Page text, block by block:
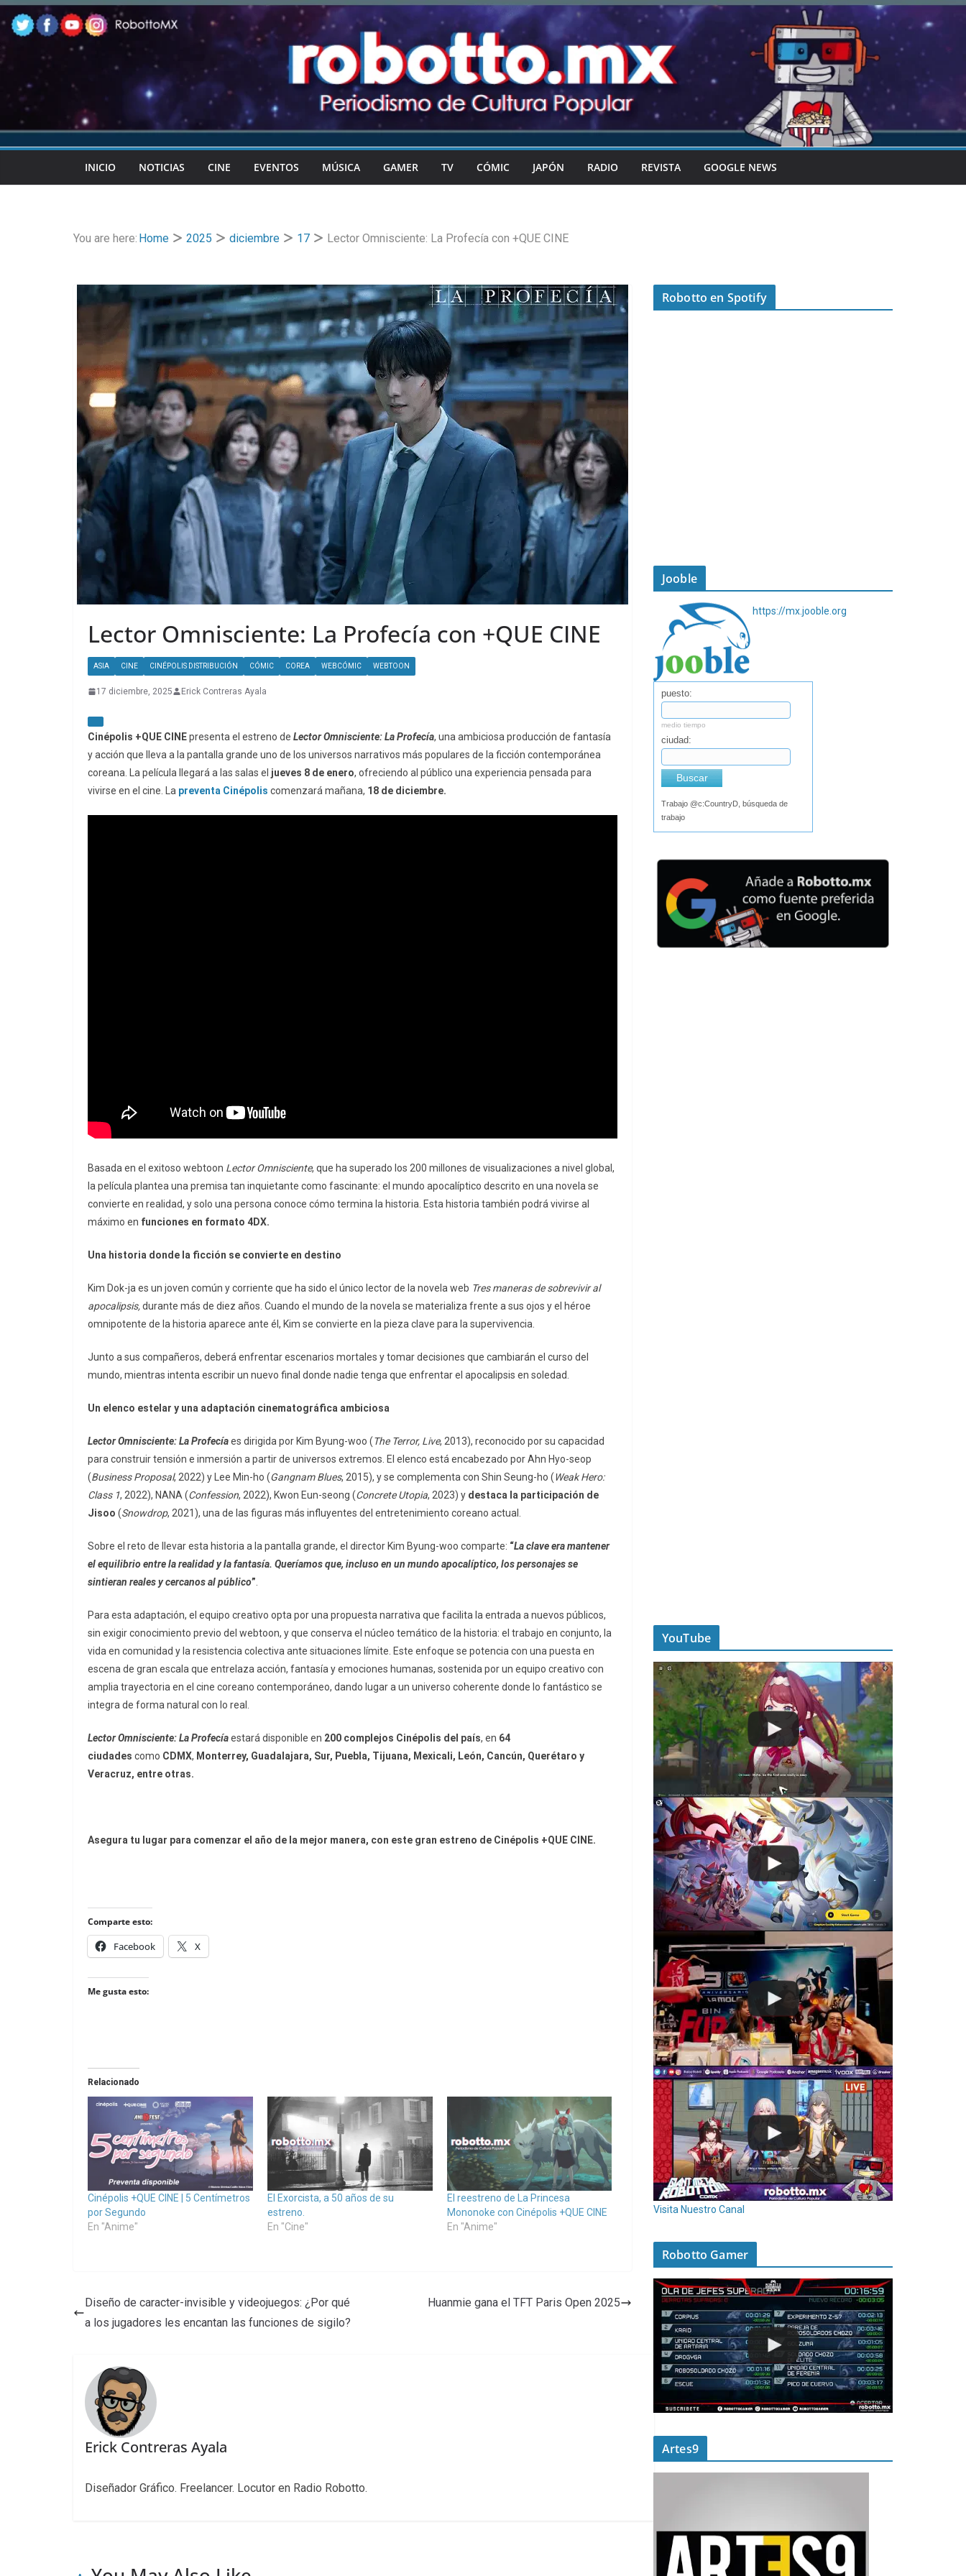
Skip
to
content
INICIO NOTICIAS CINE EVENTOS MÚSICA GAMER TV CÓMIC JAPÓN RADIO REVISTA GOOGLE NEWS
You are here: Home 2025 diciembre 17 Lector Omnisciente: La Profecía con +QUE CINE
Lector Omnisciente: La Profecía con +QUE CINE
ASIA CINE CINÉPOLIS DISTRIBUCIÓN CÓMIC COREA WEBCÓMIC WEBTOON
17 diciembre, 2025 Erick Contreras Ayala
Cinépolis +QUE CINEpresenta el estreno de Lector Omnisciente: La Profecía, una ambiciosa producción de fantasía
y acción que lleva a la pantalla grande uno de los universos narrativos más populares de la ficción contemporánea
coreana. La película llegará a las salas el jueves 8 de enero, ofreciendo al público una experiencia pensada para
vivirse en el cine. La preventa Cinépolis comenzará mañana, 18 de diciembre.
Basada en el exitoso webtoon Lector Omnisciente, que ha superado los 200 millones de visualizaciones a nivel global,
la película plantea una premisa tan inquietante como fascinante: el mundo apocalíptico descrito en una novela se
convierte en realidad, y solo una persona conoce cómo termina la historia. Esta historia también podrá vivirse al
máximo en funciones en formato 4DX.
Una historia donde la ficción se convierte en destino
Kim Dok-ja es un joven común y corriente que ha sido el único lector de la novela web Tres maneras de sobrevivir al
apocalipsis,durante más de diez años. Cuando el mundo de la novela se materializa frente a sus ojos y el héroe
omnipotente de la historia aparece ante él, Kim se convierte en la pieza clave para la supervivencia.
Junto a sus compañeros, deberá enfrentar escenarios mortales y tomar decisiones que cambiarán el curso del
mundo, mientras intenta escribir un nuevo final donde nadie tenga que enfrentar el apocalipsis en soledad.
Un elenco estelar y una adaptación cinematográfica ambiciosa
Lector Omnisciente: La Profecíaes dirigida por Kim Byung-woo (The Terror, Live, 2013), reconocido por su capacidad
para construir tensión e inmersión a partir de universos extremos. El elenco está encabezado por Ahn Hyo-seop
(Business Proposal, 2022) y Lee Min-ho (Gangnam Blues, 2015), y se complementa con Shin Seung-ho (Weak Hero:
Class 1, 2022), NANA (Confession, 2022), Kwon Eun-seong (Concrete Utopia, 2023) y destaca la participación de
Jisoo (Snowdrop, 2021), una de las figuras más influyentes del entretenimiento coreano actual.
Sobre el reto de llevar esta historia a la pantalla grande, el director Kim Byung-woo comparte: “La clave era mantener
el equilibrio entre la realidad y la fantasía. Queríamos que, incluso en un mundo apocalíptico, los personajes se
sintieran reales y cercanos al público”
Para esta adaptación, el equipo creativo opta por una propuesta narrativa que facilita la entrada a nuevos públicos,
sin exigir conocimiento previo del webtoon, y que conserva el núcleo temático de la historia: el trabajo en conjunto, la
vida en comunidad y la resistencia colectiva ante situaciones límite. Este enfoque se potencia con una puesta en
escena de gran escala que entrelaza acción, fantasía y emociones humanas, sostenida por un equipo creativo con
amplia trayectoria en el cine coreano contemporáneo, dando lugar a un universo coherente donde lo fantástico se
integra de forma natural con lo real.
Lector Omnisciente: La Profecíaestará disponible en 200 complejos Cinépolis del país, en 64
ciudades como CDMX, Monterrey, Guadalajara, Sur, Puebla, Tijuana, Mexicali, León, Cancún, Querétaro y
Veracruz, entre otras.
Asegura tu lugar para comenzar el año de la mejor manera, con este gran estreno de Cinépolis +QUE CINE.
Comparte esto:
Facebook X
Me gusta esto:
Relacionado
Cinépolis +QUE CINE | 5 Centímetros
por Segundo
En "Anime"
El Exorcista, a 50 años de su
estreno.
En "Cine"
El reestreno de La Princesa
Mononoke con Cinépolis +QUE CINE
En "Anime"
Diseño de caracter-invisible y videojuegos: ¿Por qué
a los jugadores les encantan las funciones de sigilo?
Huanmie gana el TFT Paris Open 2025
Erick Contreras Ayala
Diseñador Gráfico. Freelancer. Locutor en Radio Robotto.
Robotto en Spotify
Jooble
https://mx.jooble.org
puesto:
medio tiempo
ciudad:
Buscar
Trabajo @c:CountryD, búsqueda de
trabajo
YouTube
Visita Nuestro Canal
Robotto Gamer
Artes9